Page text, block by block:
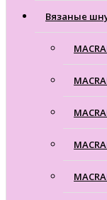
Вязаные